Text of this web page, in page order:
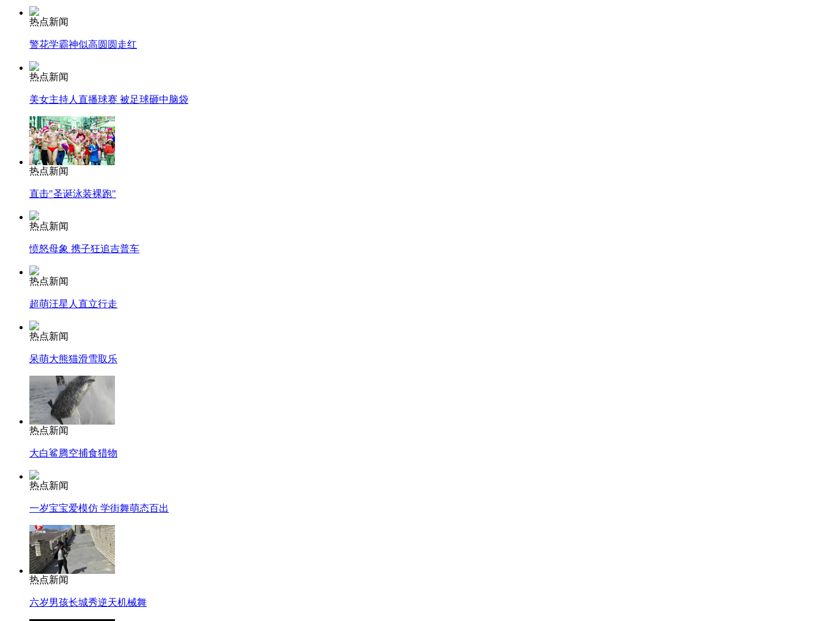
纽约上演“枕头大战”
司机酒驾遇交警 急速倒车逃窜
热点新闻
警花学霸神似高圆圆走红
热点新闻
美女主持人直播球赛 被足球砸中脑袋
热点新闻
直击"圣诞泳装裸跑"
热点新闻
愤怒母象 携子狂追吉普车
热点新闻
超萌汪星人直立行走
热点新闻
呆萌大熊猫滑雪取乐
热点新闻
大白鲨腾空捕食猎物
热点新闻
一岁宝宝爱模仿 学街舞萌态百出
热点新闻
六岁男孩长城秀逆天机械舞